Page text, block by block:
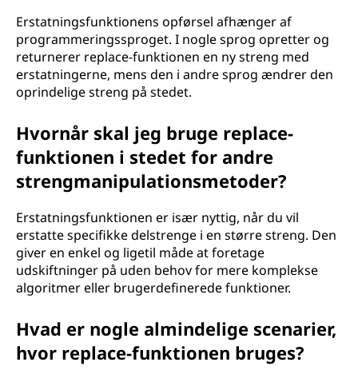
Erstatningsfunktionens opførsel afhænger af
programmeringssproget. I nogle sprog opretter og
returnerer replace-funktionen en ny streng med
erstatningerne, mens den i andre sprog ændrer den
oprindelige streng på stedet.
Hvornår skal jeg bruge replace-
funktionen i stedet for andre
strengmanipulationsmetoder?
Erstatningsfunktionen er især nyttig, når du vil
erstatte specifikke delstrenge i en større streng. Den
giver en enkel og ligetil måde at foretage
udskiftninger på uden behov for mere komplekse
algoritmer eller brugerdefinerede funktioner.
Hvad er nogle almindelige scenarier,
hvor replace-funktionen bruges?